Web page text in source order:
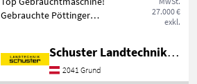
27.000 €
exkl.
Gebrauchte Pöttinger
Ausstattung laut Bildern
Voll funktionsfähig und
Schuster Landtechnik Grund
2041 Grund